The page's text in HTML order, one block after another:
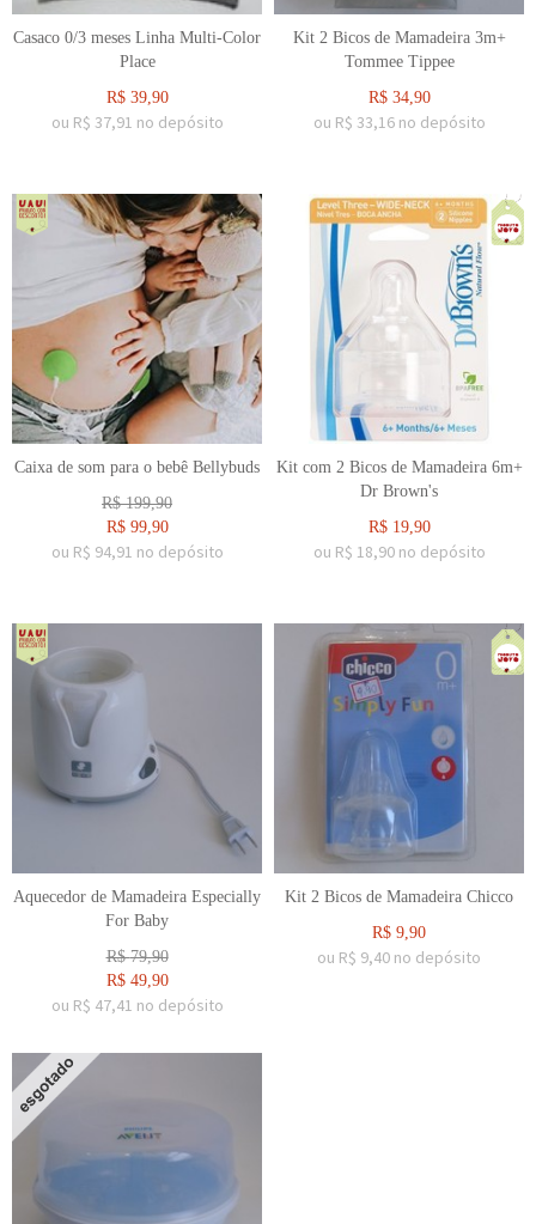
Casaco 0/3 meses Linha Multi-Color
Place
R$ 39,90
ou R$ 37,91 no depósito
Kit 2 Bicos de Mamadeira 3m+
Tommee Tippee
R$ 34,90
ou R$ 33,16 no depósito
Caixa de som para o bebê Bellybuds
R$199,90
R$ 99,90
ou R$ 94,91 no depósito
Kit com 2 Bicos de Mamadeira 6m+
Dr Brown's
R$ 19,90
ou R$ 18,90 no depósito
Aquecedor de Mamadeira Especially
For Baby
R$79,90
R$ 49,90
ou R$ 47,41 no depósito
Kit 2 Bicos de Mamadeira Chicco
R$ 9,90
ou R$ 9,40 no depósito